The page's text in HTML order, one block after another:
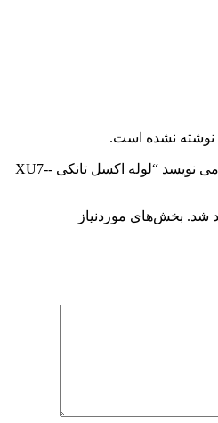
نوشته نشده است.
اولین کسی باشید که دیدگاهی می نویسد “لوله اکسل تانکی -XU7-
شد. بخش‌های موردنیاز